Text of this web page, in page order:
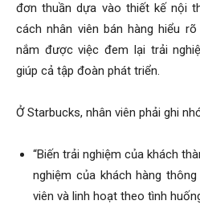
đơn thuần dựa vào thiết kế nội
cách nhân viên bán hàng hiểu
nắm được việc đem lại trải
giúp cả tập đoàn phát triển.
Ở Starbucks, nhân viên phải ghi
“Biến trải nghiệm của khách
nghiệm của khách hàng
viên và linh hoạt theo tình